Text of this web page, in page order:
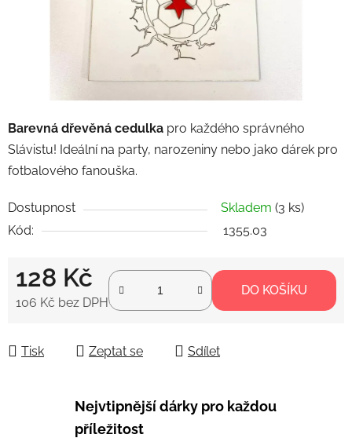
Barevná dřevěná cedulka pro každého správného
Slávistu! Ideální na party, narozeniny nebo jako dárek pro
fotbalového fanouška.
Dostupnost Skladem (3 ks)
Kód:
1355.03
128 Kč
106 Kč bez DPH
DO KOŠÍKU
Tisk Zeptat se Sdílet
Nejvtipnější dárky pro každou
příležitost